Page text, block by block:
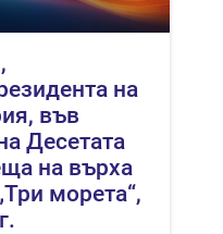
на
във
Десетата
на върха
морета“,